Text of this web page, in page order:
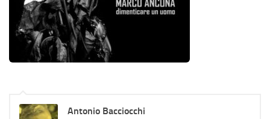
Antonio Bacciocchi